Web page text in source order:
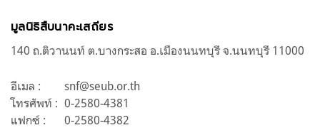
มูลนิธิสืบนาคะเสถียร
140 ถ.ติวานนท์ ต.บางกระสอ อ.เมืองนนทบุรี จ.นนทบุรี 11000
อีเมล :
snf@seub.or.th
โทรศัพท์ : 0-2580-4381
แฟกซ์ :
0-2580-4382